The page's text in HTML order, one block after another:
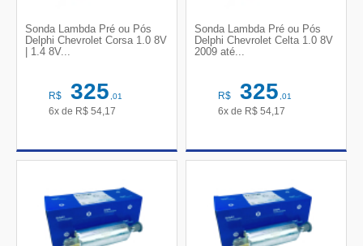
Sonda Lambda Pré ou Pós
Delphi Chevrolet Corsa 1.0 8V
| 1.4 8V...
R$ 325,01
6x de R$ 54,17
Sonda Lambda Pré ou Pós
Delphi Chevrolet Celta 1.0 8V
2009 até...
R$ 325,01
6x de R$ 54,17